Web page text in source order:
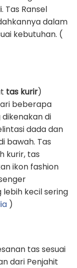
Tas Ransel
dalam
kebutuhan. (
tas kurir)
beberapa
di
dada dan
bawah. Tas
kurir, tas
ikon fashion
lebih kecil sering
)
tas sesuai
dari Penjahit